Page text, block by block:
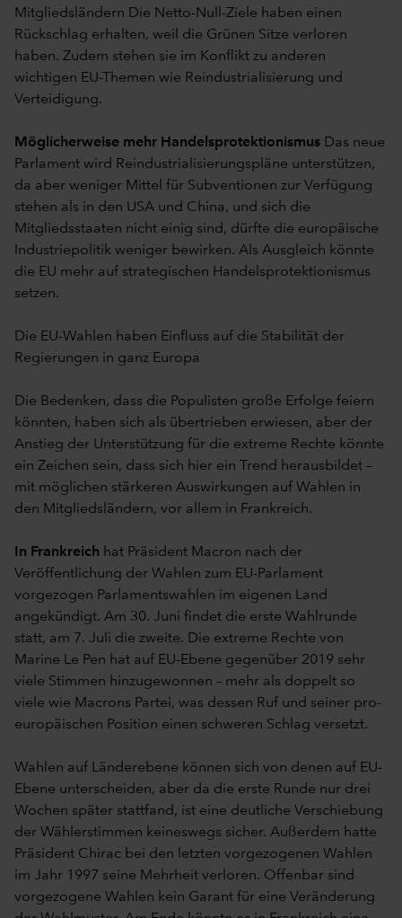
Mitgliedsländern Die Netto-Null-Ziele haben einen
Rückschlag erhalten, weil die Grünen Sitze verloren
haben. Zudem stehen sie im Konflikt zu anderen
wichtigen EU-Themen wie Reindustrialisierung und
Verteidigung.
Möglicherweise mehr Handelsprotektionismus Das neue
Parlament wird Reindustrialisierungspläne unterstützen,
da aber weniger Mittel für Subventionen zur Verfügung
stehen als in den USA und China, und sich die
Mitgliedsstaaten nicht einig sind, dürfte die europäische
Industriepolitik weniger bewirken. Als Ausgleich könnte
die EU mehr auf strategischen Handelsprotektionismus
setzen.
Die EU-Wahlen haben Einfluss auf die Stabilität der
Regierungen in ganz Europa
Die Bedenken, dass die Populisten große Erfolge feiern
könnten, haben sich als übertrieben erwiesen, aber der
Anstieg der Unterstützung für die extreme Rechte könnte
ein Zeichen sein, dass sich hier ein Trend herausbildet –
mit möglichen stärkeren Auswirkungen auf Wahlen in
den Mitgliedsländern, vor allem in Frankreich.
In Frankreich hat Präsident Macron nach der
Veröffentlichung der Wahlen zum EU-Parlament
vorgezogen Parlamentswahlen im eigenen Land
angekündigt. Am 30. Juni findet die erste Wahlrunde
statt, am 7. Juli die zweite. Die extreme Rechte von
Marine Le Pen hat auf EU-Ebene gegenüber 2019 sehr
viele Stimmen hinzugewonnen – mehr als doppelt so
viele wie Macrons Partei, was dessen Ruf und seiner pro-
europäischen Position einen schweren Schlag versetzt.
Wahlen auf Länderebene können sich von denen auf EU-
Ebene unterscheiden, aber da die erste Runde nur drei
Wochen später stattfand, ist eine deutliche Verschiebung
der Wählerstimmen keineswegs sicher. Außerdem hatte
Präsident Chirac bei den letzten vorgezogenen Wahlen
im Jahr 1997 seine Mehrheit verloren. Offenbar sind
vorgezogene Wahlen kein Garant für eine Veränderung